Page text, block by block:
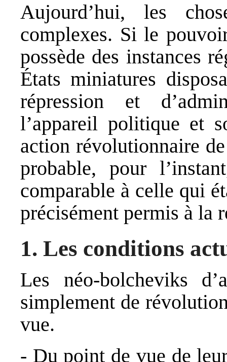
Aujourd’hui, les
complexes. Si le
possède des instances
États miniatures
répression et
l’appareil politique et
action révolutionnaire
probable, pour
comparable à celle qui
précisément permis à la
1. Les conditions
Les néo-bolcheviks
simplement de
vue.
- Du point de vue de